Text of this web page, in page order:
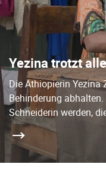
Yezina trotzt
Die Äthiopierin Yezina
Behinderung
Schneiderin werden,